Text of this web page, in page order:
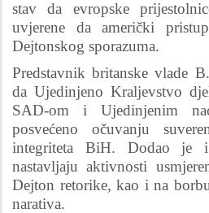
stav da evropske
uvjerene da američki
Dejtonskog sporazuma.
Predstavnik britanske vlade
da Ujedinjeno Kraljevstvo
SAD-om i Ujedinjenim
posvećeno očuvanju
integriteta BiH. Dodao je
nastavljaju aktivnosti
Dejton retorike, kao i na
narativa.